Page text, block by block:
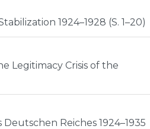
1924–1928 (S. 1–20)
Legitimacy Crisis of the
Reiches 1924–1935